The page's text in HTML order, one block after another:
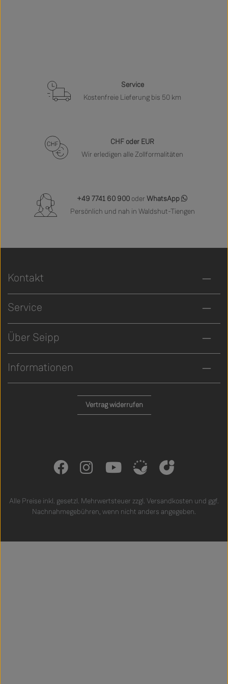
Service
Kostenfreie Lieferung bis 50 km
CHF oder EUR
Wir erledigen alle Zollformalitäten
+49 7741 60 900 oder WhatsApp
Persönlich und nah in Waldshut-Tiengen
Kontakt
Service
Über Seipp
Informationen
Vertrag widerrufen
Alle Preise inkl. gesetzl. Mehrwertsteuer zzgl. Versandkosten und ggf.
Nachnahmegebühren, wenn nicht anders angegeben.